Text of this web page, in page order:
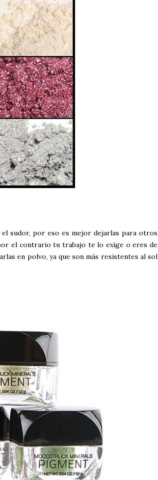
sudor, por eso es mejor dejarlas para otros
el contrario tu trabajo te lo exige o eres de
en polvo, ya que son más resistentes al sol